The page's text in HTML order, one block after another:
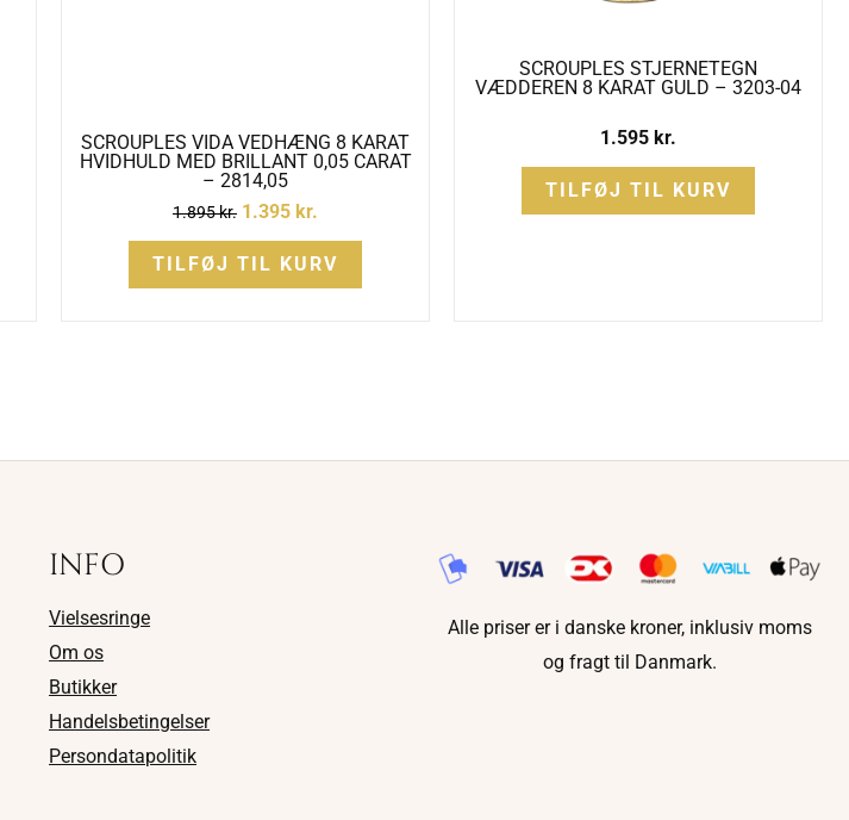
SCROUPLES VIDA VEDHÆNG 8 KARAT
HVIDHULD MED BRILLANT 0,05 CARAT
– 2814,05
1.895kr. 1.395 kr.
TILFØJ TIL KURV
SCROUPLES STJERNETEGN
VÆDDEREN 8 KARAT GULD – 3203-04
1.595 kr.
TILFØJ TIL KURV
INFO
Vielsesringe
Om os
Butikker
Handelsbetingelser
Persondatapolitik
Alle priser er i danske kroner, inklusiv moms
og fragt til Danmark.